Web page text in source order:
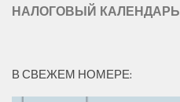
НАЛОГОВЫЙ КАЛЕНДАРЬ
В СВЕЖЕМ НОМЕРЕ: